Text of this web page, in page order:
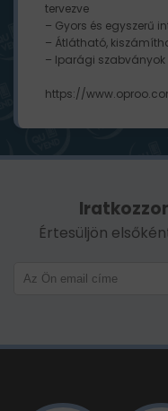
tervezve
– Gyors és egyszerű
– Átlátható,
– Iparági
https://
Értesüljön